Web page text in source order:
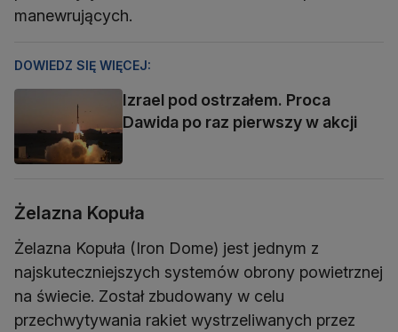
manewrujących.
DOWIEDZ SIĘ WIĘCEJ:
Izrael pod ostrzałem. Proca
Dawida po raz pierwszy w akcji
Żelazna Kopuła
Żelazna Kopuła (Iron Dome) jest jednym z
najskuteczniejszych systemów obrony powietrznej
na świecie. Został zbudowany w celu
przechwytywania rakiet wystrzeliwanych przez